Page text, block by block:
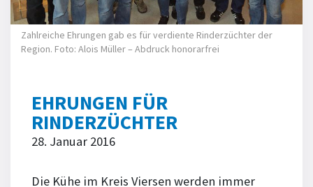
Zahlreiche Ehrungen gab es für verdiente Rinderzüchter der
Region. Foto: Alois Müller – Abdruck honorarfrei
EHRUNGEN FÜR
RINDERZÜCHTER
28. Januar 2016
Die Kühe im Kreis Viersen werden immer